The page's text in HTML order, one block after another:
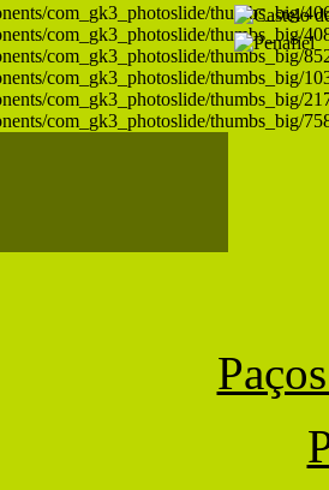
com_gk3_photoslide/thumbs_big/
com_gk3_photoslide/thumbs_big/
com_gk3_photoslide/thumbs_big/
com_gk3_photoslide/thumbs_big/
com_gk3_photoslide/thumbs_big/
com_gk3_photoslide/thumbs_big/